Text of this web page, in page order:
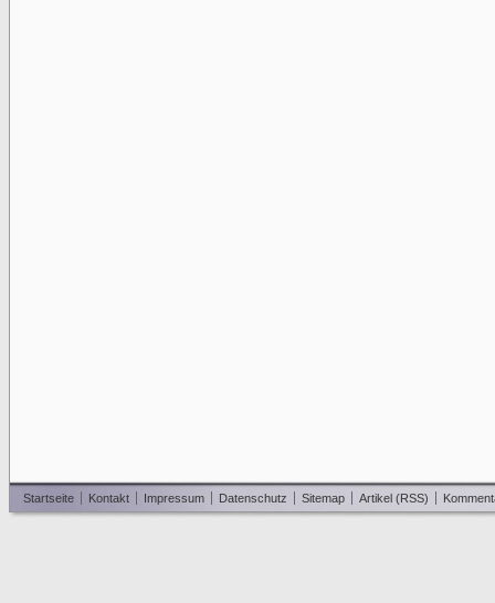
Startseite Kontakt Impressum Datenschutz Sitemap Artikel (RSS)